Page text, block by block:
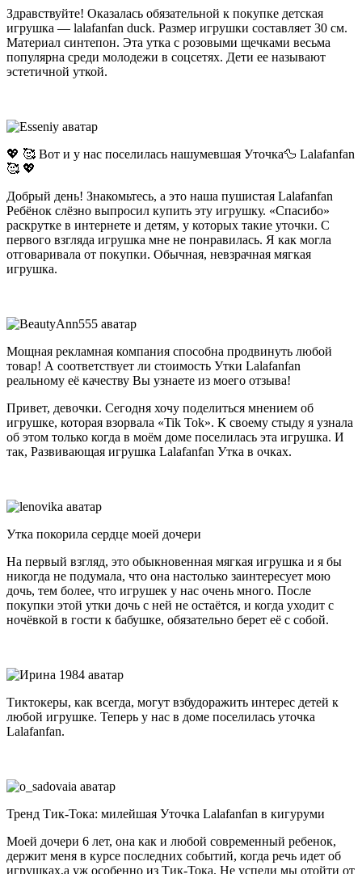
Здравствуйте! Оказалась обязательной к покупке детская
игрушка — lalafanfan duck. Размер игрушки составляет 30 см.
Материал синтепон. Эта утка с розовыми щечками весьма
популярна среди молодежи в соцсетях. Дети ее называют
эстетичной уткой.
💖 🥰 Вот и у нас поселилась нашумевшая Уточка🦆 Lalafanfan
🥰 💖
Добрый день! Знакомьтесь, а это наша пушистая Lalafanfan
Ребёнок слёзно выпросил купить эту игрушку. «Спасибо»
раскрутке в интернете и детям, у которых такие уточки. С
первого взгляда игрушка мне не понравилась. Я как могла
отговаривала от покупки. Обычная, невзрачная мягкая
игрушка.
Мощная рекламная компания способна продвинуть любой
товар! А соответствует ли стоимость Утки Lalafanfan
реальному её качеству Вы узнаете из моего отзыва!
Привет, девочки. Сегодня хочу поделиться мнением об
игрушке, которая взорвала «Tik Tok». К своему стыду я узнала
об этом только когда в моём доме поселилась эта игрушка. И
так, Развивающая игрушка Lalafanfan Утка в очках.
Утка покорила сердце моей дочери
На первый взгляд, это обыкновенная мягкая игрушка и я бы
никогда не подумала, что она настолько заинтересует мою
дочь, тем более, что игрушек у нас очень много. После
покупки этой утки дочь с ней не остаётся, и когда уходит с
ночёвкой в гости к бабушке, обязательно берет её с собой.
Тиктокеры, как всегда, могут взбудоражить интерес детей к
любой игрушке. Теперь у нас в доме поселилась уточка
Lalafanfan.
Тренд Тик-Тока: милейшая Уточка Lalafanfan в кигуруми
Моей дочери 6 лет, она как и любой современный ребенок,
держит меня в курсе последних событий, когда речь идет об
игрушках,а уж особенно из Тик-Тока. Не успели мы отойти от